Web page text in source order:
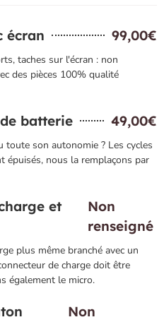
écran 99,00€
taches sur l'écran : non
des pièces 100% qualité
batterie 49,00€
toute son autonomie ? Les cycles
épuisés, nous la remplaçons par
et
Non
renseigné
plus même branché avec un
de charge doit être
également le micro.
Non